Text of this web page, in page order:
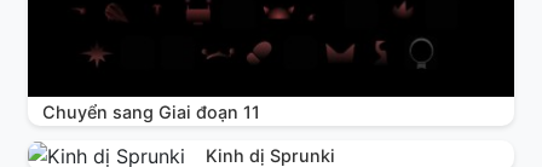
Chuyển sang Giai đoạn 11
Kinh dị Sprunki